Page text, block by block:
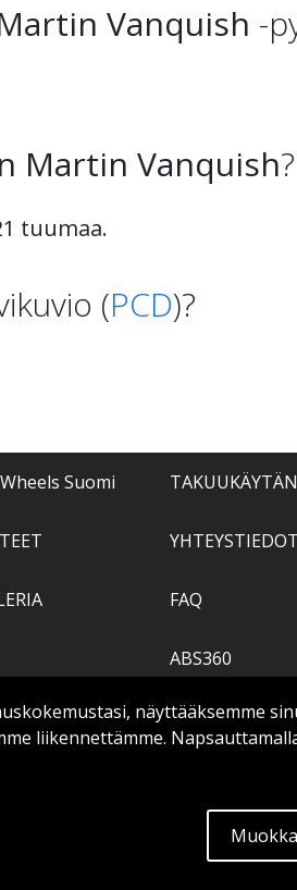
näyttääksemme
liikennettämme.
Vanquish -
Martin Vanquish?
tuumaa.
(PCD)?
Suomi
YHTEYSTIEDOT
FAQ
ABS360
TIETOPANKKI